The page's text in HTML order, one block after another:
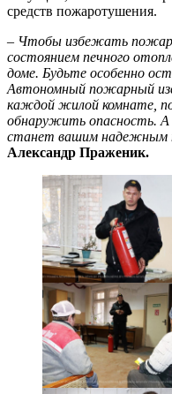
средств пожаротушения.
– Чтобы избежать
состоянием печного
доме. Будьте особенно
Автономный пожарный
каждой жилой комнате,
обнаружить опасность. А
станет вашим надежным
Александр Праженик.